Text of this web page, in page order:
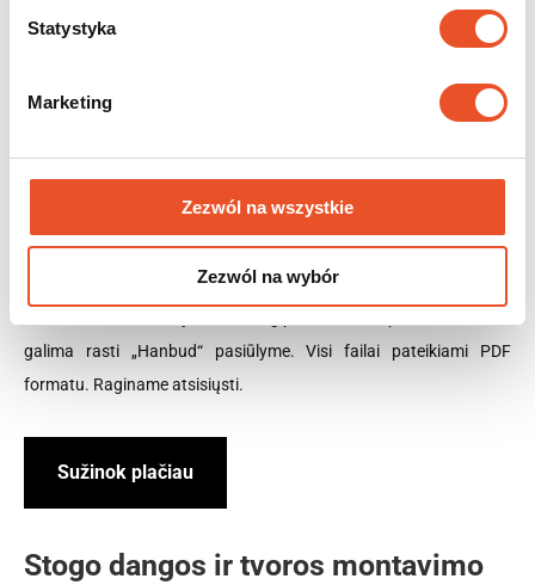
Statystyka
Marketing
Zezwól na wszystkie
Zezwól na wybór
priežiūrą. Visus tekstus parengė plieno dangų srities specialistai.
Sužinok plačiau
Peržiūrėkite mūsų produktų
katalogus
Produktų kataloguose pateikiamos stogo dangos, metalinės
galima rasti „Hanbud“ pasiūlyme. Visi failai pateikiami PDF
formatu. Raginame atsisiųsti.
Sužinok plačiau
Stogo dangos ir tvoros montavimo